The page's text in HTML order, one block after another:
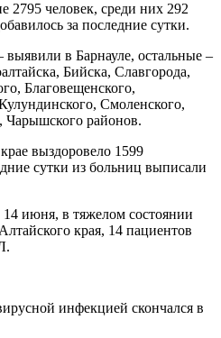
2795 человек, среди них 292
за последние сутки.
в Барнауле, остальные –
Бийска, Славгорода,
Благовещенского,
Смоленского,
Чарышского районов.
выздоровело 1599
сутки из больниц выписали
июня, в тяжелом состоянии
края, 14 пациентов
инфекцией скончался в